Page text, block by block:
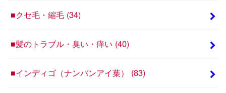
■クセ毛・縮毛 (34)
■髪のトラブル・臭い・痒い (40)
■インディゴ（ナンバンアイ葉） (83)